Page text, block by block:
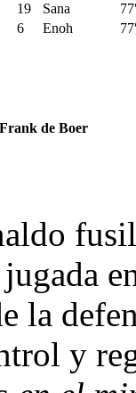
19 Sana
6 Enoh
Frank de Boer
la
y